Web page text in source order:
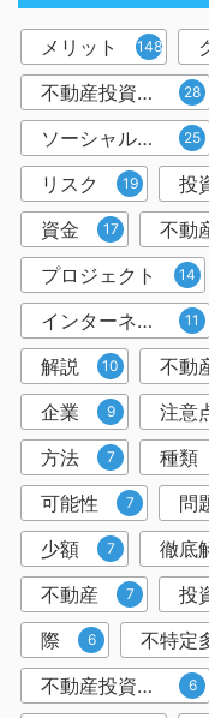
メリット 148
不動産投資型クラウドファンディング 28
ソーシャルレンディング 25
リスク 19 投
資金 17
プロジェクト 14
インターネット 11
解説 10 不動
企業 9 注意
方法 7 種類
可能性 7 問
少額 7 徹底
不動産 7
際 6 不特定
不動産投資クラウドファンディング 6